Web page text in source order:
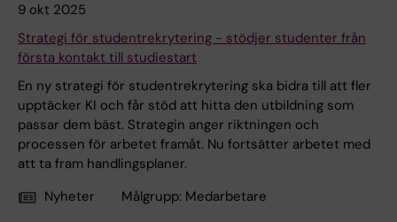
9 okt 2025
Strategi för studentrekrytering - stödjer studenter från
första kontakt till studiestart
En ny strategi för studentrekrytering ska bidra till att fler
upptäcker KI och får stöd att hitta den utbildning som
passar dem bäst. Strategin anger riktningen och
processen för arbetet framåt. Nu fortsätter arbetet med
att ta fram handlingsplaner.
Nyheter
Målgrupp: Medarbetare